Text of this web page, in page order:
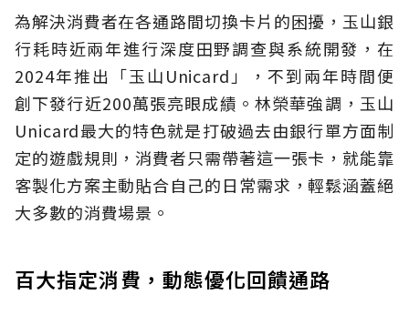
為解決消費者在各通路間切換卡片的困擾，玉山銀
行耗時近兩年進行深度田野調查與系統開發，在
2024年推出「玉山Unicard」，不到兩年時間便
創下發行近200萬張亮眼成績。林榮華強調，玉山
Unicard最大的特色就是打破過去由銀行單方面制
定的遊戲規則，消費者只需帶著這一張卡，就能靠
客製化方案主動貼合自己的日常需求，輕鬆涵蓋絕
大多數的消費場景。
百大指定消費，動態優化回饋通路